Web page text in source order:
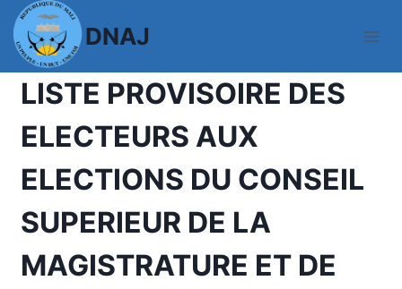
Aller
au
contenu
DNAJ
ACTUALITES
LISTE PROVISOIRE DES
ELECTEURS AUX
ELECTIONS DU CONSEIL
SUPERIEUR DE LA
MAGISTRATURE ET DE